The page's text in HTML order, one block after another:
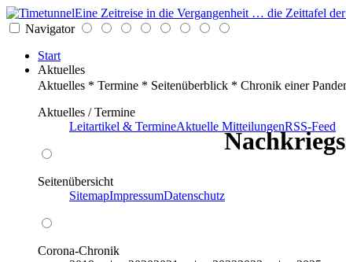
Eine Zeitreise in die Vergangenheit … die Zeittafel
Navigator
Start
Aktuelles
Aktuelles * Termine * Seitenüberblick * Chronik einer
Aktuelles / Termine
Leitartikel & TermineAktuelle MitteilungenRSS-Feed
Seitenübersicht
SitemapImpressumDatenschutz
Corona-Chronik